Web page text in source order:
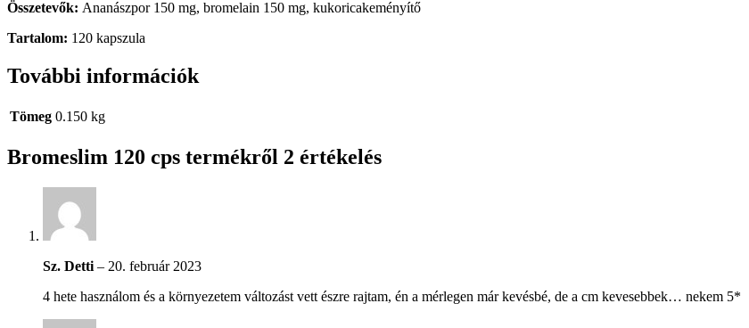
Összetevők: Ananászpor 150 mg, bromelain 150 mg, kukoricakeményítő
Tartalom: 120 kapszula
További információk
Tömeg 0.150 kg
Bromeslim 120 cps termékről 2 értékelés
Sz. Detti – 20. február 2023
4 hete használom és a környezetem változást vett észre rajtam, én a mérlegen már kevésbé, de a cm kevesebbek… nekem 5*